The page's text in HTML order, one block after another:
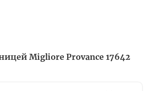
Migliore Provance 17642